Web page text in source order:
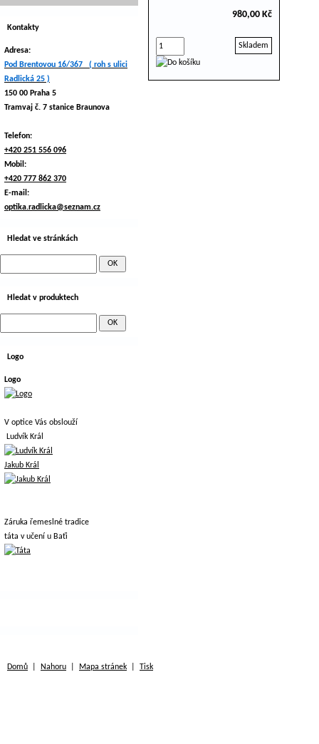
980,00 Kč
Skladem
Kontakty
Adresa:
Pod Brentovou 16/367 ( roh s ulici
Radlická 25 )
150 00 Praha 5
Tramvaj č. 7 stanice Braunova
Telefon:
+420 251 556 096
Mobil:
+420 777 862 370
E-mail:
optika.radlicka@seznam.cz
Hledat ve stránkách
Hledat v produktech
Logo
Logo
V optice Vás obslouží
Ludvík Král
Jakub Král
Záruka řemeslné tradice
táta v učení u Baťi
Domů Nahoru Mapa stránek Tisk